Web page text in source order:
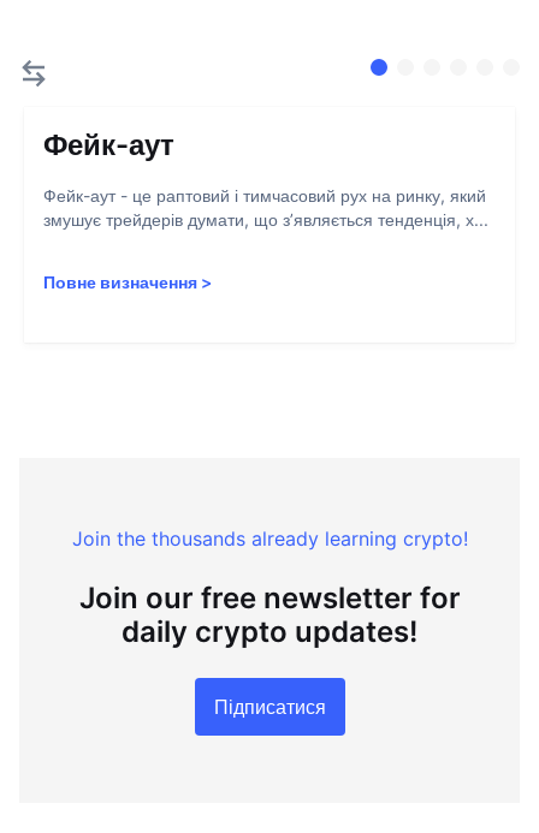
Фейк-аут
Фейк-аут - це раптовий і тимчасовий рух на ринку, який
змушує трейдерів думати, що з’являється тенденція, х...
Повне визначення >
Join the thousands already learning crypto!
Join our free newsletter for
daily crypto updates!
Підписатися